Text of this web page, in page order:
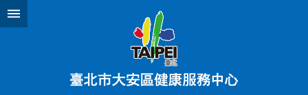
跳到主要內容區塊